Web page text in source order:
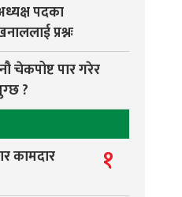
पदका
प्रश्नः
चेकपोष्ट पार गरेर
?
कामदार
१